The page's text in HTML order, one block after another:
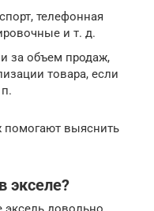
телефонная
и т. д.
за объем продаж,
товара, если
помогают выяснить
экселе?